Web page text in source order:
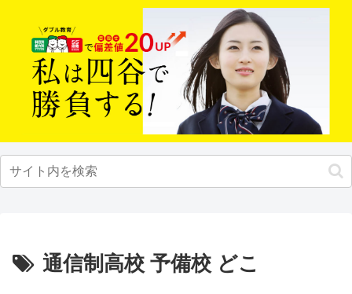
通信制高校 予備校 どこ